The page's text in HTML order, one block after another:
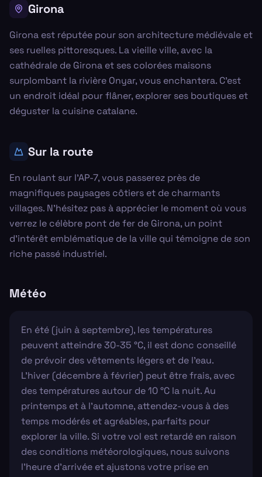
Girona
Girona est réputée pour son architecture médiévale et
ses ruelles pittoresques. La vieille ville, avec la
cathédrale de Girona et ses colorées maisons
surplombant la rivière Onyar, vous enchantera. C'est
un endroit idéal pour flâner, explorer ses boutiques et
déguster la cuisine catalane.
Sur la route
En roulant sur l'AP-7, vous passerez près de
magnifiques paysages côtiers et de charmants
villages. N'hésitez pas à apprécier le moment où vous
verrez le célèbre pont de fer de Girona, un point
d'intérêt emblématique de la ville qui témoigne de son
riche passé industriel.
Météo
En été (juin à septembre), les températures
peuvent atteindre 30-35 °C, il est donc conseillé
de prévoir des vêtements légers et de l'eau.
L'hiver (décembre à février) peut être frais, avec
des températures autour de 10 °C la nuit. Au
printemps et à l'automne, attendez-vous à des
temps modérés et agréables, parfaits pour
explorer la ville. Si votre vol est retardé en raison
des conditions météorologiques, nous suivons
l'heure d'arrivée et ajustons votre prise en